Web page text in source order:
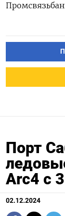
Порт
Arc4 с
02.12.2024